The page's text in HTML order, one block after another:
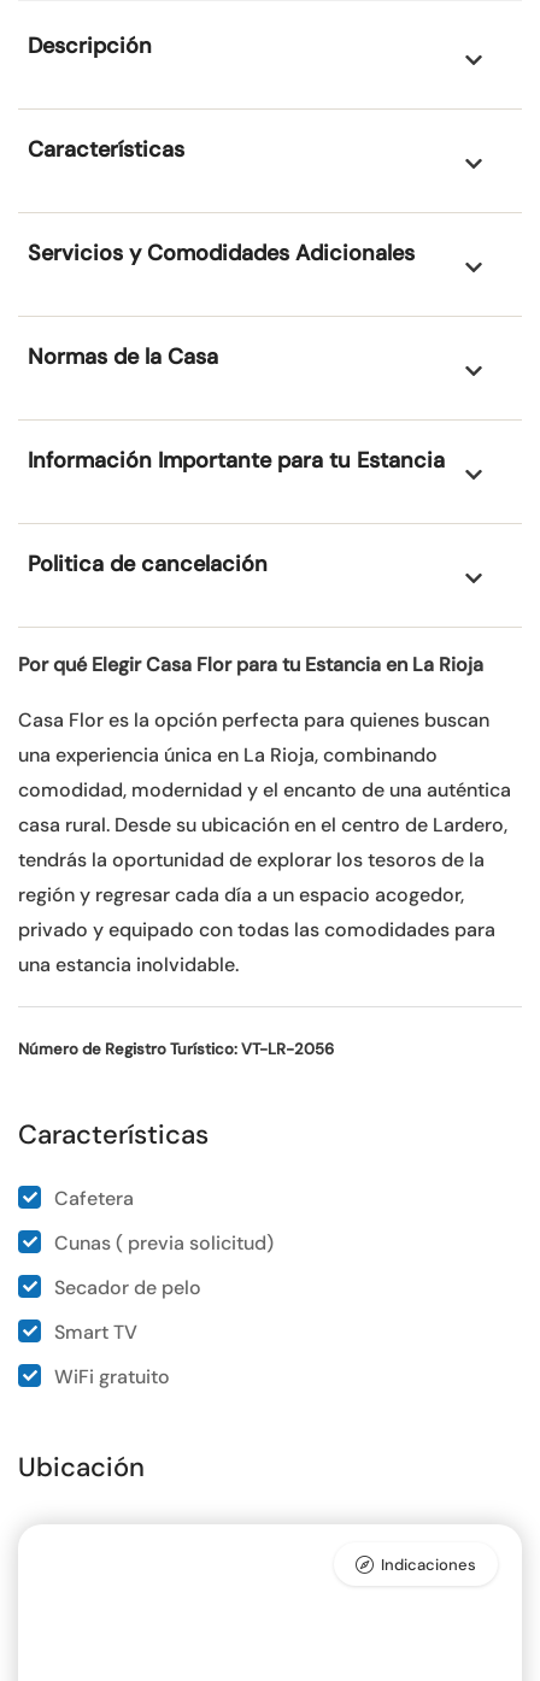
Descripción
Características
Servicios y Comodidades Adicionales
Normas de la Casa
Información Importante para tu Estancia
Politica de cancelación
Por qué Elegir Casa Flor para tu Estancia en La Rioja
Casa Flor es la opción perfecta para quienes buscan
una experiencia única en La Rioja, combinando
comodidad, modernidad y el encanto de una auténtica
casa rural. Desde su ubicación en el centro de Lardero,
tendrás la oportunidad de explorar los tesoros de la
región y regresar cada día a un espacio acogedor,
privado y equipado con todas las comodidades para
una estancia inolvidable.
Número de Registro Turístico: VT-LR-2056
Características
Cafetera
Cunas ( previa solicitud)
Secador de pelo
Smart TV
WiFi gratuito
Ubicación
Indicaciones